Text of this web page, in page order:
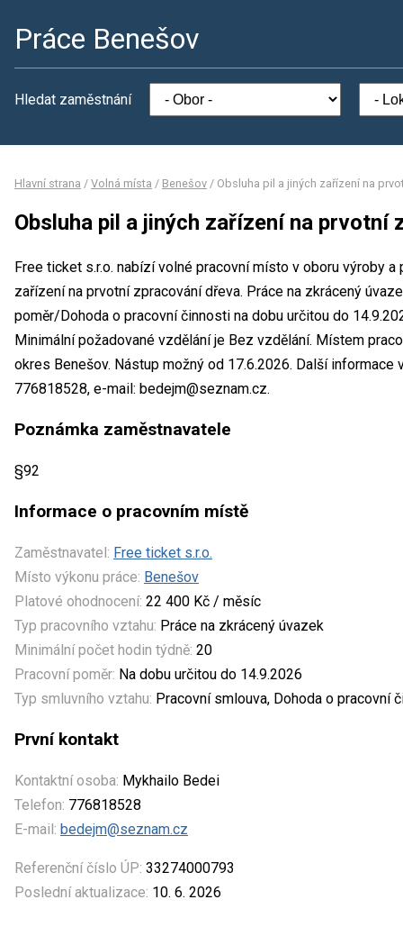
Práce Benešov
Hledat zaměstnání
Hlavní strana / Volná místa / Benešov / Obsluha pil a jiných zařízení na
Obsluha pil a jiných zařízení na prvotní
Free ticket s.r.o. nabízí volné pracovní místo v oboru výroby
zařízení na prvotní zpracování dřeva. Práce na zkrácený
poměr/Dohoda o pracovní činnosti na dobu určitou do
Minimální požadované vzdělání je Bez vzdělání. Místem
okres Benešov. Nástup možný od 17.6.2026. Další informace
776818528, e-mail: bedejm@seznam.cz.
Poznámka zaměstnavatele
§92
Informace o pracovním místě
Zaměstnavatel: Free ticket s.r.o.
Místo výkonu práce: Benešov
Platové ohodnocení: 22 400 Kč / měsíc
Typ pracovního vztahu: Práce na zkrácený úvazek
Minimální počet hodin týdně: 20
Pracovní poměr: Na dobu určitou do 14.9.2026
Typ smluvního vztahu: Pracovní smlouva, Dohoda o pracovní
První kontakt
Kontaktní osoba: Mykhailo Bedei
Telefon: 776818528
E-mail: bedejm@seznam.cz
Referenční číslo ÚP: 33274000793
Poslední aktualizace: 10. 6. 2026